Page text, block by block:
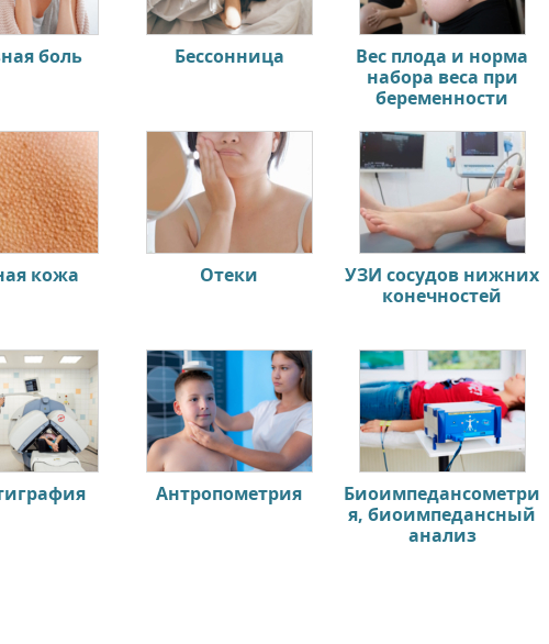
боль Бессонница
Вес плода и норма
набора веса при
беременности
кожа Отеки
УЗИ сосудов нижних
конечностей
Антропометрия
Биоимпедансометри
я, биоимпедансный
анализ